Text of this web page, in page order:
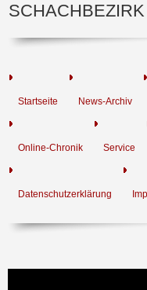
Startseite News-Archiv
Online-Chronik Service
Datenschutzerklärung